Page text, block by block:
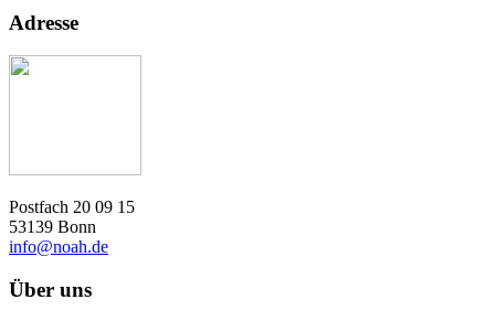
Adresse
Postfach 20 09 15
53139 Bonn
info@noah.de
Über uns